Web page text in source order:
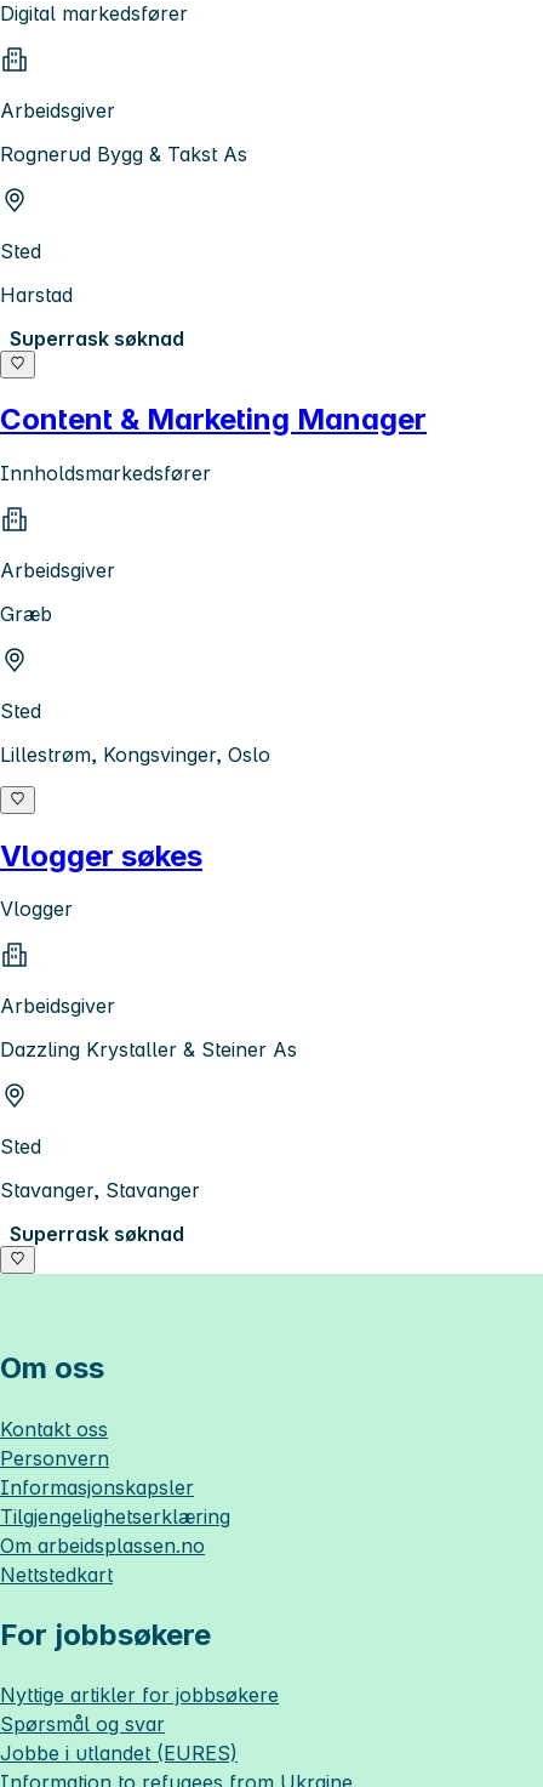
Digital markedsfører
Arbeidsgiver
Rognerud Bygg & Takst As
Sted
Harstad
Superrask søknad
Content & Marketing Manager
Innholdsmarkedsfører
Arbeidsgiver
Græb
Sted
Lillestrøm, Kongsvinger, Oslo
Vlogger søkes
Vlogger
Arbeidsgiver
Dazzling Krystaller & Steiner As
Sted
Stavanger, Stavanger
Superrask søknad
Om oss
Kontakt oss
Personvern
Informasjonskapsler
Tilgjengelighetserklæring
Om arbeidsplassen.no
Nettstedkart
For jobbsøkere
Nyttige artikler for jobbsøkere
Spørsmål og svar
Jobbe i utlandet (EURES)